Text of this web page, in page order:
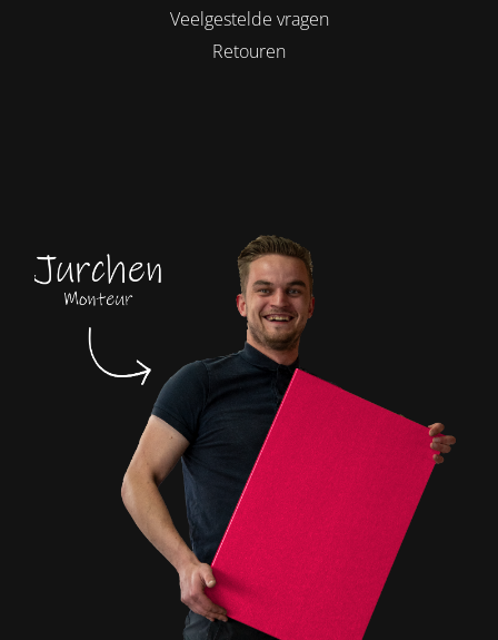
Veelgestelde vragen
Retouren